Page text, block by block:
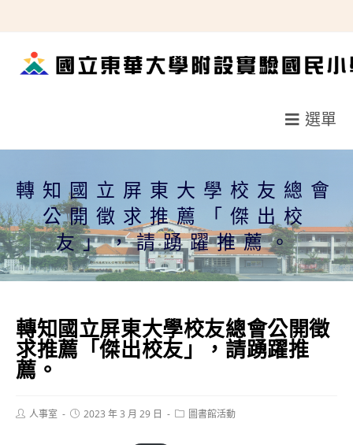
轉
選單
轉知國立屏東大學校友總會
公開徵求推薦「傑出校
友」，請踴躍推薦。
轉知國立屏東大學校友總會公開徵
求推薦「傑出校友」，請踴躍推
薦。
Post人事室
Post2023 年 3 月 29 日
Post圖書館活動